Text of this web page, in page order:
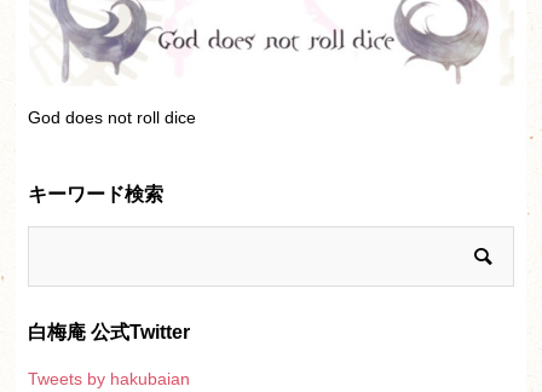
God does not roll dice
キーワード検索
白梅庵 公式Twitter
Tweets by hakubaian